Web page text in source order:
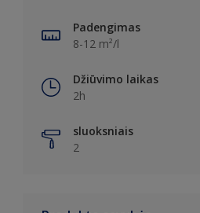
Padengimas
8-12 m²/l
Džiūvimo laikas
2h
sluoksniais
2